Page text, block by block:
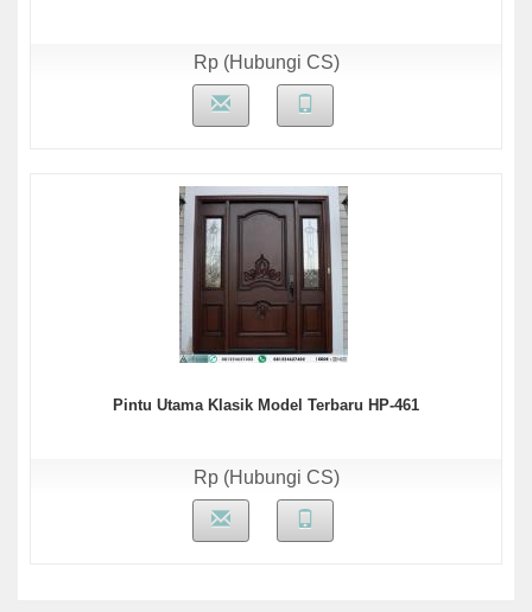
Rp (Hubungi CS)
Pintu Utama Klasik Model Terbaru HP-461
Rp (Hubungi CS)